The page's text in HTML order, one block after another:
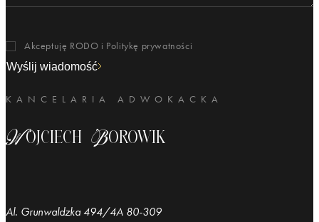
KANCELARIA ADWOKACKA
Wojciech Borowik
Al. Grunwaldzka 494/4A 80-309
Akceptuję RODO i Politykę prywatności
Wyślij wiadomość